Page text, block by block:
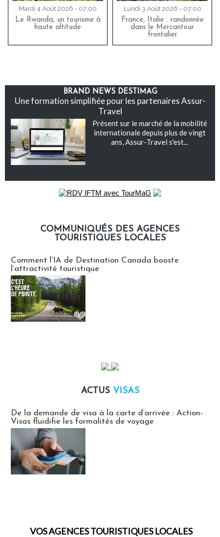
Mardi 4 Août 2026 - 07:00
Le Rwanda, un tourisme à
haute altitude
Lundi 3 Août 2026 - 07:00
France, Italie : randonnée
dans le Mercantour
frontalier
BRAND NEWS DESTIMAG
Une formation simplifiée pour les partenaires Assur-
Travel
Présent sur le marché de la mobilité
internationale depuis plus de vingt
ans, Assur-Travel s'est...
COMMUNIQUÉS DES AGENCES
TOURISTIQUES LOCALES
Comment l’IA de Destination Canada booste
l’attractivité touristique
ACTUS VISAS
De la demande de visa à la carte d’arrivée : Action-
Visas fluidifie les formalités de voyage
VOS AGENCES TOURISTIQUES LOCALES